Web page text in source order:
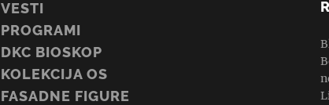
VESTI
PROGRAMI
DKC BIOSKOP
KOLEKCIJA OS
FASADNE FIGURE